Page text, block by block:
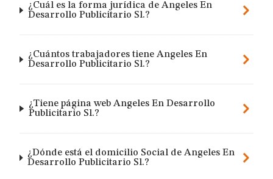
¿Cuál es la forma jurídica de Angeles En
Desarrollo Publicitario Sl.?
¿Cuántos trabajadores tiene Angeles En
Desarrollo Publicitario Sl.?
¿Tiene página web Angeles En Desarrollo
Publicitario Sl.?
¿Dónde está el domicilio Social de Angeles En
Desarrollo Publicitario Sl.?